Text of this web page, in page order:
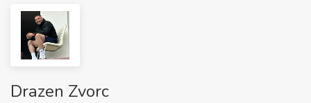
Drazen Zvorc